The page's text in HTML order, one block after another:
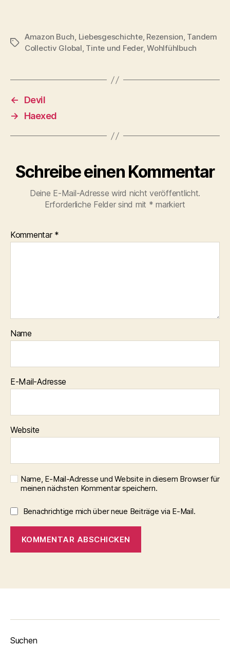
Schlagwörter
Amazon Buch, Liebesgeschichte, Rezension, Tandem
Collectiv Global, Tinte und Feder,Wohlfühlbuch
←
Devil
→
Haexed
Schreibe einen Kommentar
Deine E-Mail-Adresse wird nicht veröffentlicht.
Erforderliche Felder sind mit * markiert
Kommentar *
Name
E-Mail-Adresse
Website
Name, E-Mail-Adresse und Website in diesem Browser für
meinen nächsten Kommentar speichern.
Benachrichtige mich über neue Beiträge via E-Mail.
Suchen